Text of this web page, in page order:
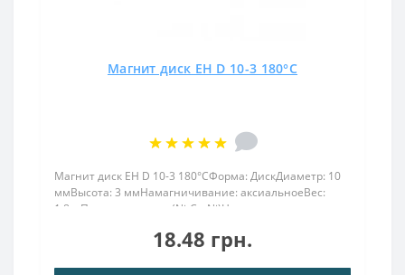
Магнит диск EH D 10-3 180°C
Магнит диск EH D 10-3 180°CФорма: ДискДиаметр: 10
ммВысота: 3 ммНамагничивание: аксиальноеВес:
1,8грПокрыт. никель.: (Ni-Cu-Ni)Намагничивание:
использования: до 180°CПостоянный магнит 10х3
18.48 грн.